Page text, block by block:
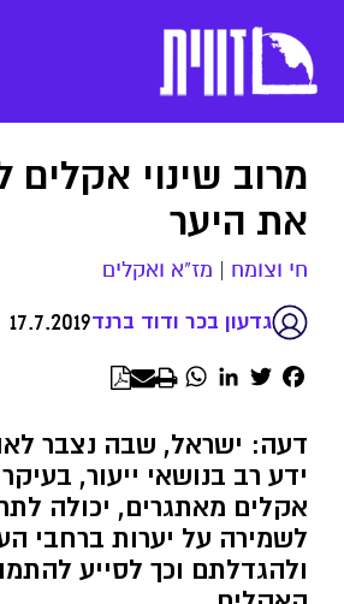
מרוב שינוי אקלים
את היער
חי וצומח | מז"א ואקלים
גדעון בכר ודוד ברנד17.7.2019
Facebook
Twitter
LinkedIn
WhatsApp
דעה: ישראל, שבה נצבר
ידע רב בנושאי ייעור,
אקלים מאתגרים, יכולה
לשמירה על יערות ברחבי
ולהגדלתם וכך לסייע